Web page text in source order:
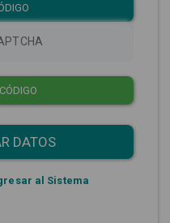
DATOS
al Sistema